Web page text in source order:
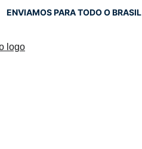
ENVIAMOS PARA TODO O BRASIL